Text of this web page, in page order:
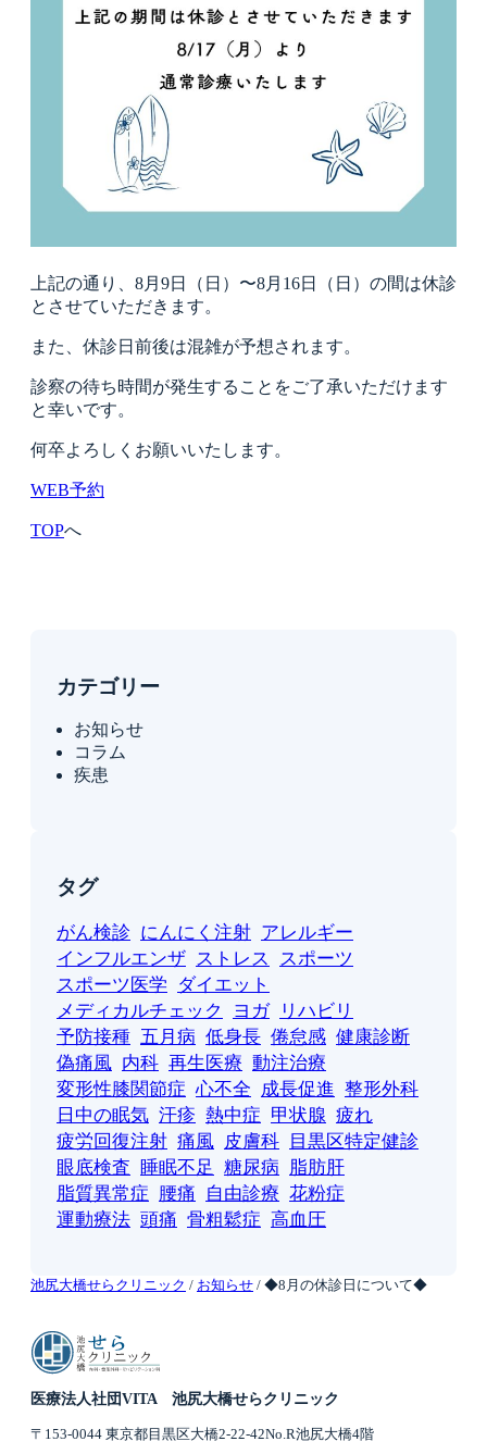
上記の通り、8月9日（日）〜8月16日（日）の間は休診
とさせていただきます。
また、休診日前後は混雑が予想されます。
診察の待ち時間が発生することをご了承いただけます
と幸いです。
何卒よろしくお願いいたします。
WEB予約
TOPへ
カテゴリー
お知らせ
コラム
疾患
タグ
がん検診 にんにく注射 アレルギー
インフルエンザ ストレス
スポーツ
スポーツ医学
ダイエット
メディカルチェック
ヨガ
リハビリ
予防接種 五月病 低身長 倦怠感 健康診断
偽痛風 内科 再生医療 動注治療
変形性膝関節症 心不全 成長促進 整形外科
日中の眠気 汗疹 熱中症 甲状腺 疲れ
疲労回復注射 痛風 皮膚科
目黒区特定健診
眼底検査
睡眠不足 糖尿病 脂肪肝
脂質異常症 腰痛 自由診療 花粉症
運動療法 頭痛 骨粗鬆症 高血圧
池尻大橋せらクリニック / お知らせ / ◆8月の休診日について◆
医療法人社団VITA 池尻大橋せらクリニック
〒153-0044 東京都目黒区大橋2-22-42No.R池尻大橋4階